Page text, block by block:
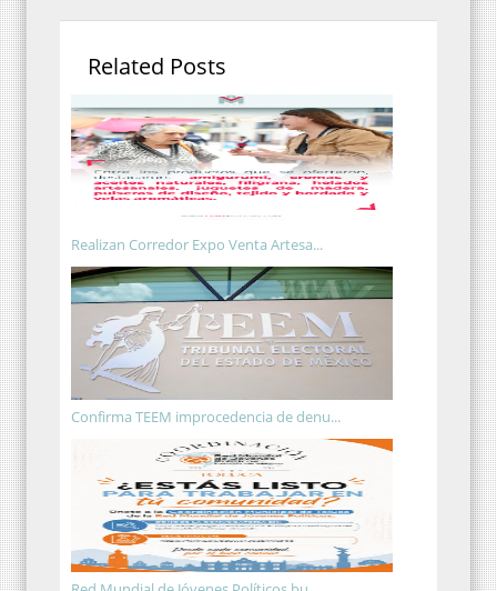
Related Posts
Realizan Corredor Expo Venta Artesa...
Confirma TEEM improcedencia de denu...